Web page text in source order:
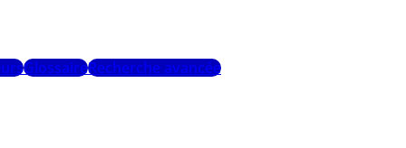
GlossaireRecherche avancée